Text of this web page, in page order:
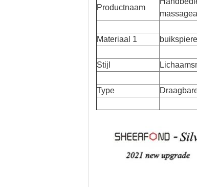
Productnaam
Materiaal 1
Stijl
Type